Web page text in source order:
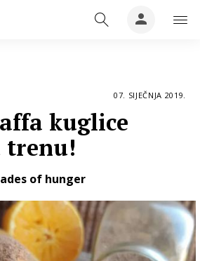
07. SIJEČNJA 2019.
kuglice
trenu!
of hunger